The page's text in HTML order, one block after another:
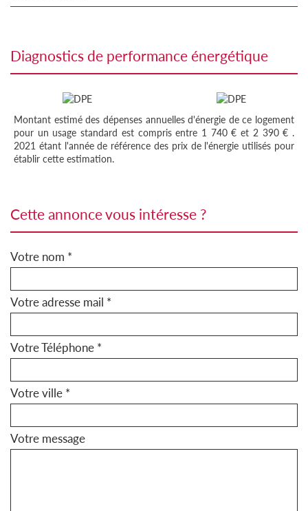
diagnostics de performance énergétique
Montant estimé des dépenses annuelles d'énergie de ce logement
pour un usage standard est compris entre 1 740 € et 2 390 € .
2021 étant l'année de référence des prix de l'énergie utilisés pour
établir cette estimation.
cette annonce vous intéresse ?
Votre nom *
Votre adresse mail *
Votre Téléphone *
Votre ville *
Votre message